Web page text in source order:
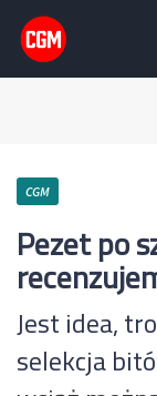
CGM
Pezet po
Jest idea,
selekcja